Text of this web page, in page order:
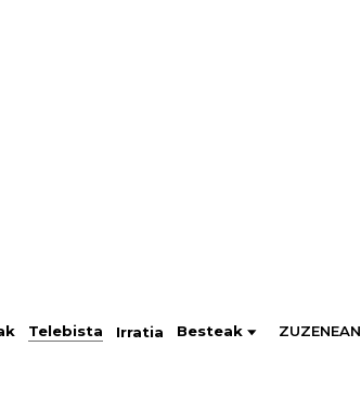
Telebista Irratia Besteak ZUZENEAN